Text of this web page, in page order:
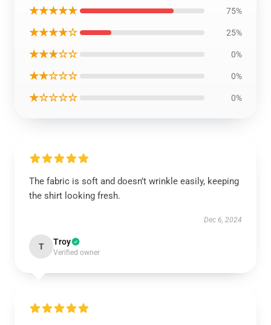
★★★★★ 75%
★★★★☆ 25%
★★★☆☆ 0%
★★☆☆☆ 0%
★☆☆☆☆ 0%
The fabric is soft and doesn’t wrinkle easily, keeping
the shirt looking fresh.
Dec 6, 2024
T Troy
Verified owner